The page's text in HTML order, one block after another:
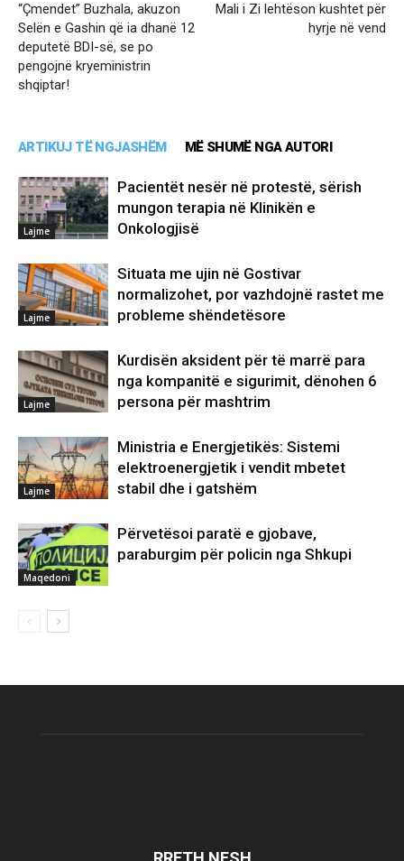
“Çmendet” Buzhala, akuzon
Selën e Gashin që ia dhanë 12
deputetë BDI-së, se po
pengojnë kryeministrin
shqiptar!
Mali i Zi lehtëson kushtet për
hyrje në vend
ARTIKUJ TË NGJASHËM MË SHUMË NGA AUTORI
Lajme
Pacientët nesër në protestë, sërish
mungon terapia në Klinikën e
Onkologjisë
Lajme
Situata me ujin në Gostivar
normalizohet, por vazhdojnë rastet me
probleme shëndetësore
Lajme
Kurdisën aksident për të marrë para
nga kompanitë e sigurimit, dënohen 6
persona për mashtrim
Lajme
Ministria e Energjetikës: Sistemi
elektroenergjetik i vendit mbetet
stabil dhe i gatshëm
Maqedoni
Përvetësoi paratë e gjobave,
paraburgim për policin nga Shkupi